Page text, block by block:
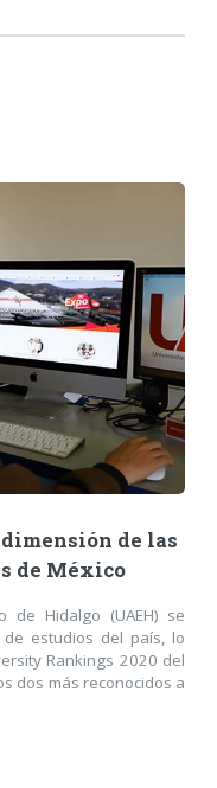
de las
de México
de Hidalgo (UAEH) se
estudios del país, lo
Rankings 2020 del
dos más reconocidos a